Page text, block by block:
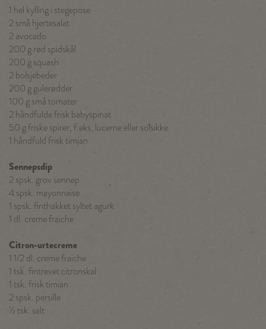
1 hel kylling i stegepose
2 små hjertesalat
2 avocado
200 g rød spidskål
200 g squash
2 bolsjebeder
200 g gulerødder
100 g små tomater
2 håndfulde frisk babyspinat
50 g friske spirer, f.eks. lucerne eller solsikke
1 håndfuld frisk timian
Sennepsdip
2 spsk. grov sennep
4 spsk. mayonnaise
1 spsk. finthakket syltet agurk
1 dl. creme fraiche
Citron-urtecreme
1 1/2 dl. creme fraiche
1 tsk. fintrevet citronskal
1 tsk. frisk timian
2 spsk. persille
½ tsk. salt